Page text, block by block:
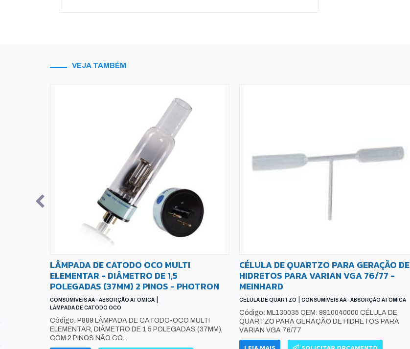
VEJA TAMBÉM
LÂMPADA DE CATODO OCO MULTI
ELEMENTAR - DIÂMETRO DE 1,5
POLEGADAS (37MM) 2 PINOS - PHOTRON
CONSUMÍVEIS AA - ABSORÇÃO ATÔMICA
LÂMPADA DE CATODO OCO
Código: P889 LÂMPADA DE CATODO-OCO MULTI
ELEMENTAR, DIÂMETRO DE 1,5 POLEGADAS (37MM),
COM 2 PINOS NÃO CO...
CÉLULA DE QUARTZO PARA GERAÇÃO DE
HIDRETOS PARA VARIAN VGA 76/77 -
MEINHARD
CÉLULA DE QUARTZO CONSUMÍVEIS AA - ABSORÇÃO ATÔMICA
Código: ML130035 OEM: 9910040000 CÉLULA DE
QUARTZO PARA GERAÇÃO DE HIDRETOS PARA
VARIAN VGA 76/77